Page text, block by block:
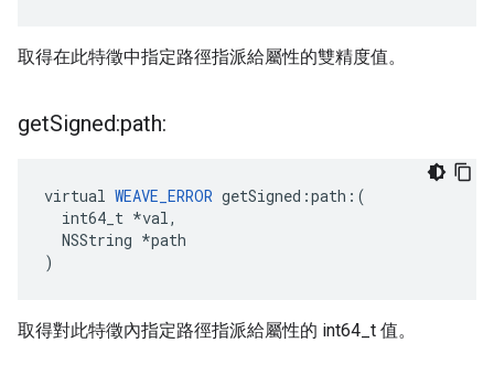
取得在此特徵中指定路徑指派給屬性的雙精度值。
getSigned:path:
virtual WEAVE_ERROR getSigned:path:(
  int64_t *val,
  NSString *path
)
取得對此特徵內指定路徑指派給屬性的 int64_t 值。